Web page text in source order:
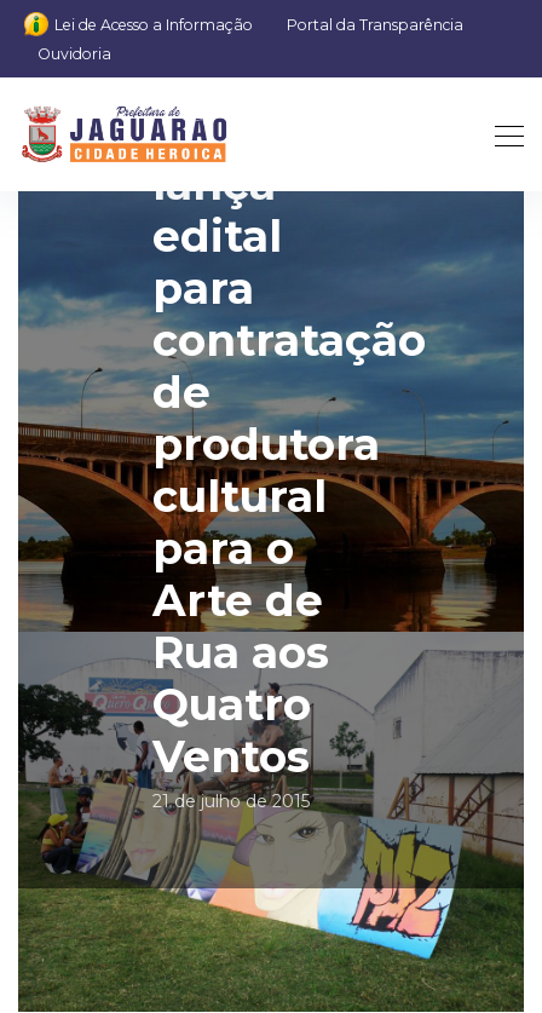
Lei de Acesso a Informação
Portal da Transparência
Ouvidoria
Prefeitura
lança
edital
para
contratação
de
produtora
cultural
para o
Arte de
Rua aos
Quatro
Ventos
21 de julho de 2015